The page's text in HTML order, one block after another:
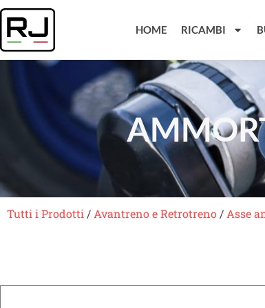
HOME RICAMBI
Tutti i Prodotti / Avantreno e Retrotreno / Asse